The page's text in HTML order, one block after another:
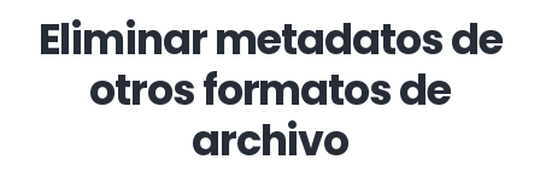
Eliminar metadatos de
otros formatos de
archivo